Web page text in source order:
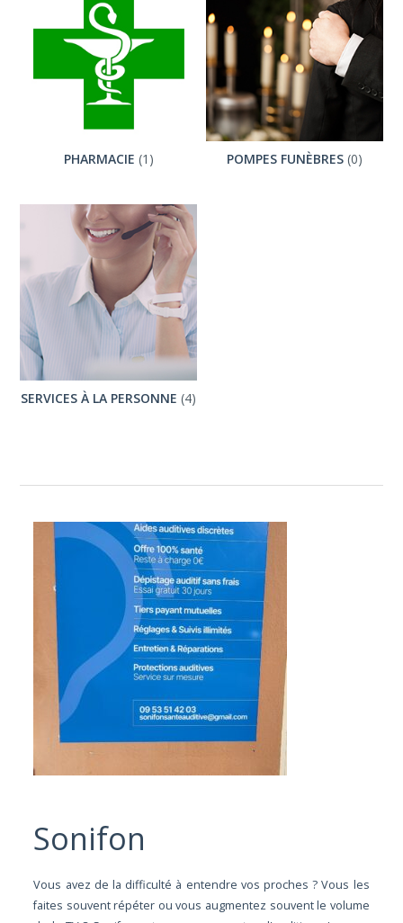
PHARMACIE (1) POMPES FUNÈBRES(0)
SERVICES À LA PERSONNE (4)
Sonifon
Vous avez de la difficulté à entendre vos proches ? Vous les
faites souvent répéter ou vous augmentez souvent le volume